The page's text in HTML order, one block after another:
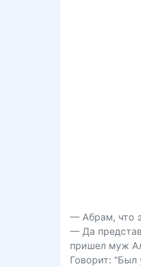
— Абрам, что
— Да
пришел муж
Говорит: "Был